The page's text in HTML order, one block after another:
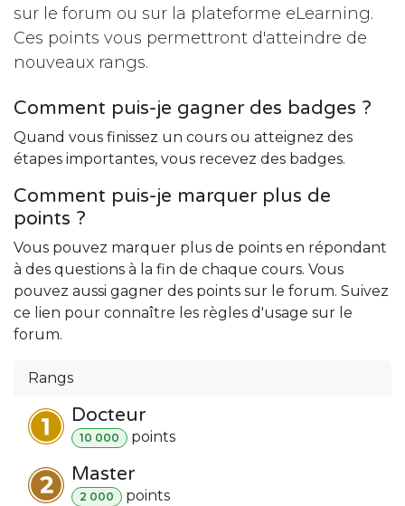
sur le forum ou sur la plateforme eLearning.
Ces points vous permettront d'atteindre de
nouveaux rangs.
Comment puis-je gagner des badges ?
Quand vous finissez un cours ou atteignez des
étapes importantes, vous recevez des badges.
Comment puis-je marquer plus de
points ?
Vous pouvez marquer plus de points en répondant
à des questions à la fin de chaque cours. Vous
pouvez aussi gagner des points sur le forum. Suivez
ce lien pour connaître les règles d'usage sur le
forum.
Rangs
Docteur
10 000 points
Master
2 000 points